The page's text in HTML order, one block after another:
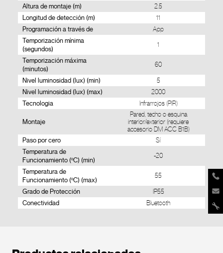
Altura de montaje (m) 2.5
Longitud de detección (m) 11
Programación a través de App
Temporización mínima
(segundos)
1
Temporización máxima
(minutos)
60
Nivel luminosidad (lux) (min) 5
Nivel luminosidad (lux) (max) 2000
Tecnologia Infrarrojos (PIR)
Montaje
Pared, techo o esquina
interior/exterior (requiere
accesorio DM ACC B1B)
Paso por cero Sí
Temperatura de
Funcionamiento (ºC) (min)
-20
Temperatura de
Funcionamiento (ºC) (max)
55
Grado de Protección IP55
Conectividad Bluetooth